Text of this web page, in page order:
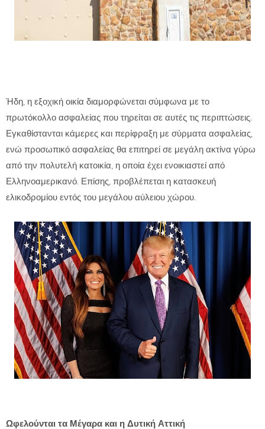
Ήδη, η εξοχική οικία διαμορφώνεται σύμφωνα με το
πρωτόκολλο ασφαλείας που τηρείται σε αυτές τις περιπτώσεις.
Εγκαθίστανται κάμερες και περίφραξη με σύρματα ασφαλείας,
ενώ προσωπικό ασφαλείας θα επιτηρεί σε μεγάλη ακτίνα γύρω
από την πολυτελή κατοικία, η οποία έχει ενοικιαστεί από
Ελληνοαμερικανό. Επίσης, προβλέπεται η κατασκευή
ελικοδρομίου εντός του μεγάλου αύλειου χώρου.
Ωφελούνται τα Μέγαρα και η Δυτική Αττική